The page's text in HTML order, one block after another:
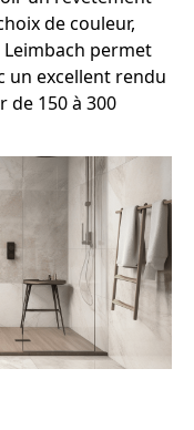
de couleur,
permet
un excellent rendu
150 à 300